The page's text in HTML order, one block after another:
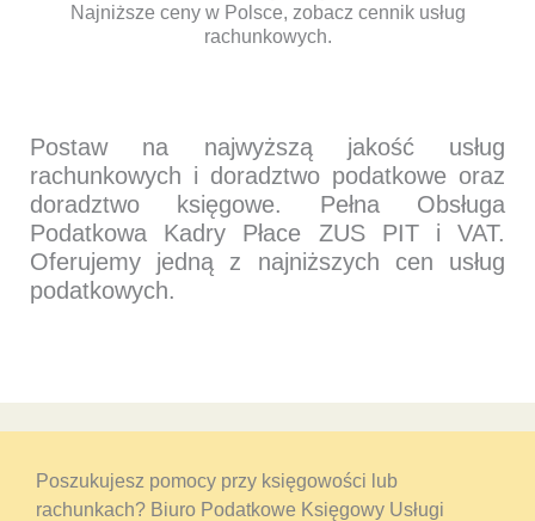
Najniższe ceny w Polsce, zobacz cennik usług
rachunkowych.
Postaw na najwyższą jakość usług
rachunkowych i doradztwo podatkowe oraz
doradztwo księgowe. Pełna Obsługa
Podatkowa Kadry Płace ZUS PIT i VAT.
Oferujemy jedną z najniższych cen usług
podatkowych.
Poszukujesz pomocy przy księgowości lub
rachunkach? Biuro Podatkowe Księgowy Usługi